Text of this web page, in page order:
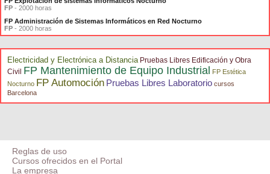
FP - 2000 horas
FP Administración de Sistemas Informáticos en Red Nocturno
FP - 2000 horas
Electricidad y Electrónica a Distancia Pruebas Libres Edificación y Obra
Civil FP Mantenimiento de Equipo Industrial
FP Estética
Nocturno FP Automoción Pruebas Libres Laboratorio cursos
Barcelona
Reglas de uso
Cursos ofrecidos en el Portal
La empresa